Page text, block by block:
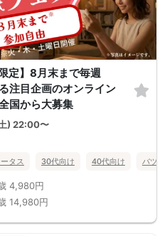
定】8月末まで毎週
注目企画のオンライン
国から大募集
) 22:00〜
タス 30代向け 40代向け バツ
4,980円
14,980円